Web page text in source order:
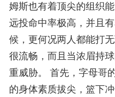
姆斯也有着顶尖的组织
远投命中率极高，并且
候，更何况两人都能打
很流畅，而且当浓眉持
重威胁。 首先，字母哥
的身体素质拔尖，篮下